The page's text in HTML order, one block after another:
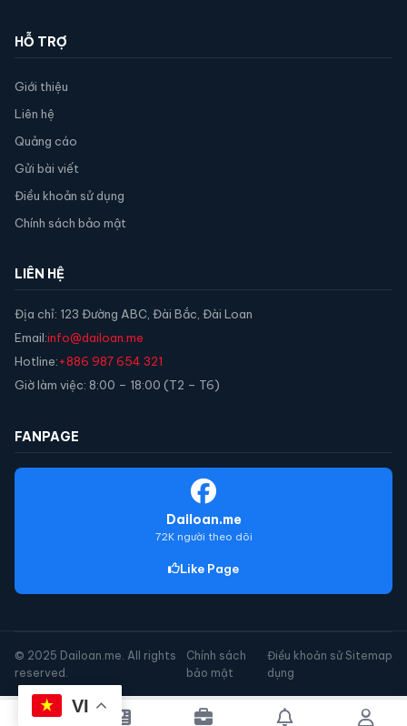
HỖ TRỢ
Giới thiệu
Liên hệ
Quảng cáo
Gửi bài viết
Điều khoản sử dụng
Chính sách bảo mật
LIÊN HỆ
Địa chỉ: 123 Đường ABC, Đài Bắc, Đài Loan
Email:info@dailoan.me
Hotline:+886 987 654 321
Giờ làm việc: 8:00 – 18:00 (T2 – T6)
FANPAGE
Dailoan.me
72K người theo dõi
Like Page
© 2025 Dailoan.me. All rights
reserved.
Chính sách
bảo mật
Điều khoản sử
dụng
Sitemap
VI